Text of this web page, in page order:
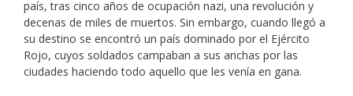
país, tras cinco años de ocupación nazi, una revolución y
decenas de miles de muertos. Sin embargo, cuando llegó a
su destino se encontró un país dominado por el Ejército
Rojo, cuyos soldados campaban a sus anchas por las
ciudades haciendo todo aquello que les venía en gana.